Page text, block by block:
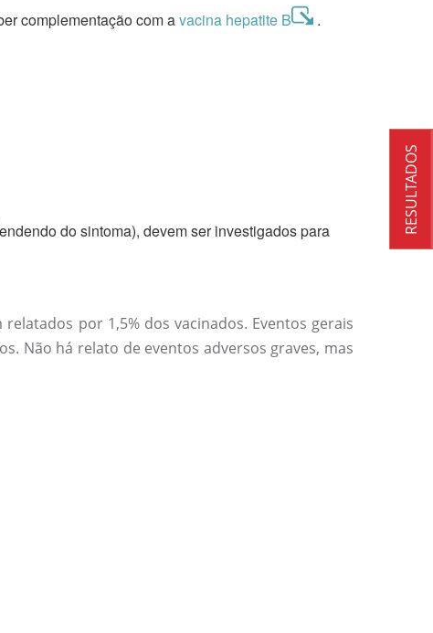
complementação com avacina hepatite B .
do sintoma), devem ser investigados para
por 1,5% dos vacinados. Eventos gerais
Não há relato de eventos adversos graves, mas
RESULTADOS